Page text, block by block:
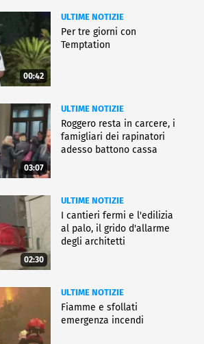
00:42
ULTIME NOTIZIE
Per tre giorni con
Temptation
03:07
ULTIME NOTIZIE
Roggero resta in carcere, i
famigliari dei rapinatori
adesso battono cassa
02:30
ULTIME NOTIZIE
I cantieri fermi e l'edilizia
al palo, il grido d'allarme
degli architetti
ULTIME NOTIZIE
Fiamme e sfollati
emergenza incendi